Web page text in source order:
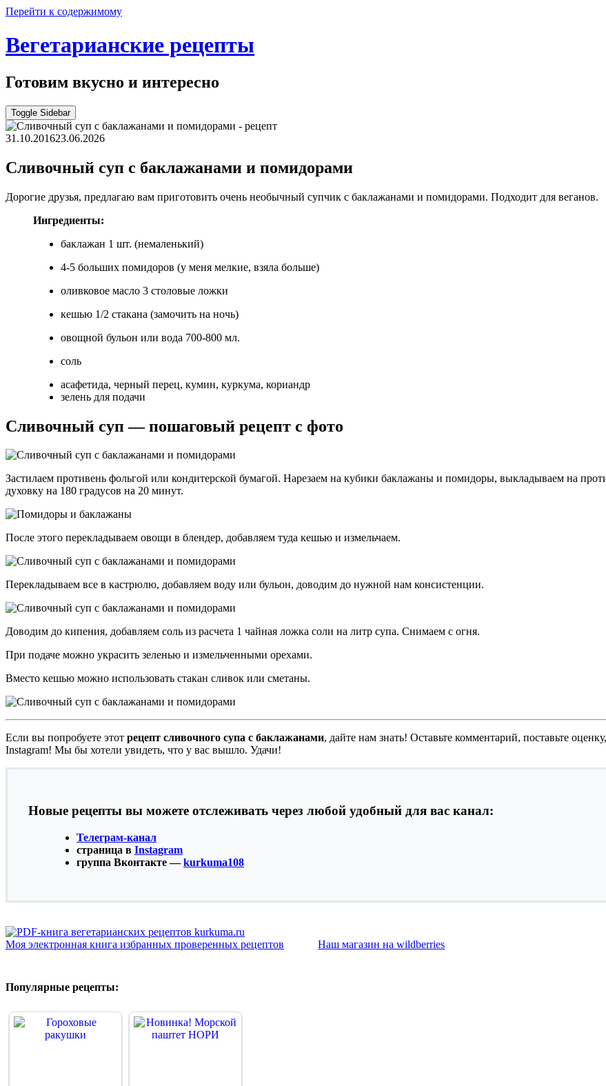
Перейти к содержимому
Вегетарианские рецепты
Готовим вкусно и интересно
Toggle Sidebar
31.10.201623.06.2026
Сливочный суп с баклажанами и помидорами
Дорогие друзья, предлагаю вам приготовить очень необычный супчик с баклажанами и помидорами. Подходит для веганов.
Ингредиенты:
баклажан 1 шт. (немаленький)
4-5 больших помидоров (у меня мелкие, взяла больше)
оливковое масло 3 столовые ложки
кешью 1/2 стакана (замочить на ночь)
овощной бульон или вода 700-800 мл.
соль
асафетида, черный перец, кумин, куркума, кориандр
зелень для подачи
Сливочный суп — пошаговый рецепт с фото
Застилаем противень фольгой или кондитерской бумагой. Нарезаем на кубики баклажаны и помидоры, выкладываем на
духовку на 180 градусов на 20 минут.
После этого перекладываем овощи в блендер, добавляем туда кешью и измельчаем.
Перекладываем все в кастрюлю, добавляем воду или бульон, доводим до нужной нам консистенции.
Доводим до кипения, добавляем соль из расчета 1 чайная ложка соли на литр супа. Снимаем с огня.
При подаче можно украсить зеленью и измельченными орехами.
Вместо кешью можно использовать стакан сливок или сметаны.
Если вы попробуете этот рецепт сливочного супа с баклажанами, дайте нам знать! Оставьте комментарий, поставьте
Instagram! Мы бы хотели увидеть, что у вас вышло. Удачи!
Новые рецепты вы можете отслеживать через любой удобный для вас канал:
Телеграм-канал
страница в Instagram
группа Вконтакте —kurkuma108
Моя электронная книга избранных проверенных рецептов Наш магазин на wildberries
Популярные рецепты: